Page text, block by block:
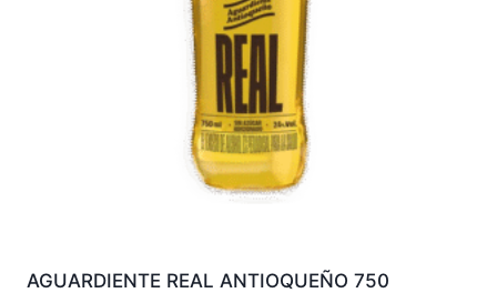
AGUARDIENTE REAL ANTIOQUEÑO 750